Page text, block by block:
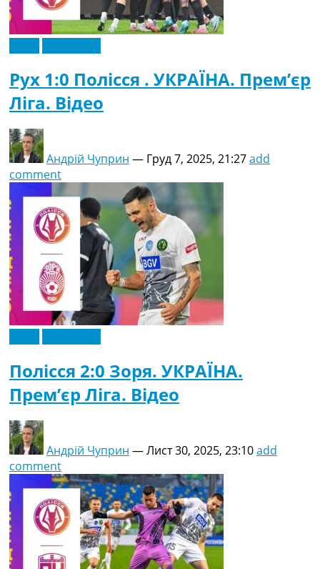
Рух 1:0 Полісся . УКРАЇНА. Прем’єр
Ліга. Відео
Андрій Чуприн — Груд 7, 2025, 21:27add
comment
Полісся 2:0 Зоря. УКРАЇНА.
Прем’єр Ліга. Відео
Андрій Чуприн —Лист 30, 2025, 23:10add
comment